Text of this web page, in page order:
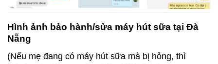
Hình ảnh bảo hành/sửa máy hút sữa tại Đà
Nẵng
(Nếu mẹ đang có máy hút sữa mà bị hỏng, thì